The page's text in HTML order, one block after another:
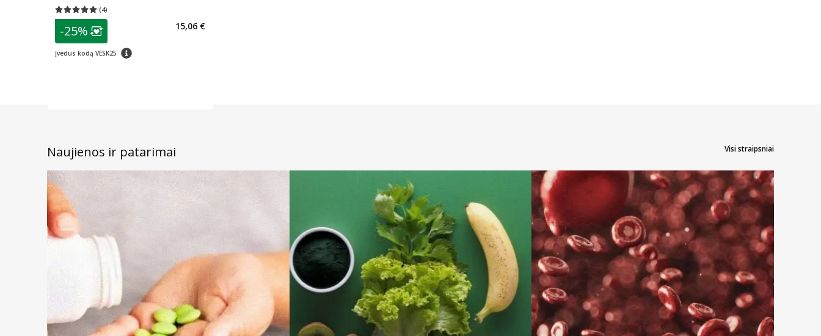
(4)
Vidutinis įvertinimas 5.00
patarimas
Lojalumo klubo narių nuolaida
-25%
Įvedus kodą VESK25 patarimas
15,06 €
Naujienos ir patarimai Visi straipsniai